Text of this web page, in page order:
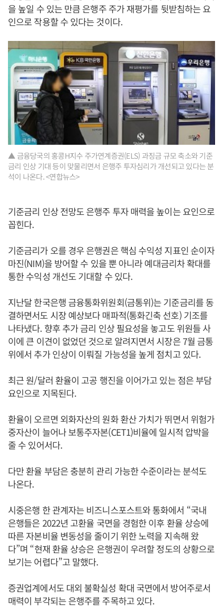
을 높일 수 있는 만큼 은행주 주가 재평가를 뒷받침하는 요
인으로 작용할 수 있다는 것이다.
▲ 금융당국의 홍콩H지수 주가연계증권(ELS) 과징금 규모 축소와 기준
금리 인상 기대 등이 맞물리면서 은행주 투자심리가 개선되고 있다는 분
석이 나온다. <연합뉴스>
기준금리 인상 전망도 은행주 투자 매력을 높이는 요인으로
꼽힌다.
기준금리가 오를 경우 은행권은 핵심 수익성 지표인 순이자
마진(NIM)을 방어할 수 있을 뿐 아니라 예대금리차 확대를
통한 수익성 개선도 기대할 수 있다.
지난달 한국은행 금융통화위원회(금통위)는 기준금리를 동
결하면서도 시장 예상보다 매파적(통화긴축 선호) 기조를
나타냈다. 향후 추가 금리 인상 필요성을 놓고도 위원들 사
이에 큰 이견이 없었던 것으로 알려지면서 시장은 7월 금통
위에서 추가 인상이 이뤄질 가능성을 높게 점치고 있다.
최근 원/달러 환율이 고공 행진을 이어가고 있는 점은 부담
요인으로 지목된다.
환율이 오르면 외화자산의 원화 환산 가치가 뛰면서 위험가
중자산이 늘어나 보통주자본(CET1)비율에 일시적 압박을
줄 수 있어서다.
다만 환율 부담은 충분히 관리 가능한 수준이라는 분석도
나온다.
시중은행 한 관계자는 비즈니스포스트와 통화에서 “국내
은행들은 2022년 고환율 국면을 경험한 이후 환율 상승에
따른 자본비율 변동성을 줄이기 위한 노력을 지속해 왔
다”며 “현재 환율 상승은 은행권이 우려할 정도의 상황으로
보기는 어렵다”고 말했다.
증권업계에서도 대외 불확실성 확대 국면에서 방어주로서
매력이 부각되는 은행주를 주목하고 있다.